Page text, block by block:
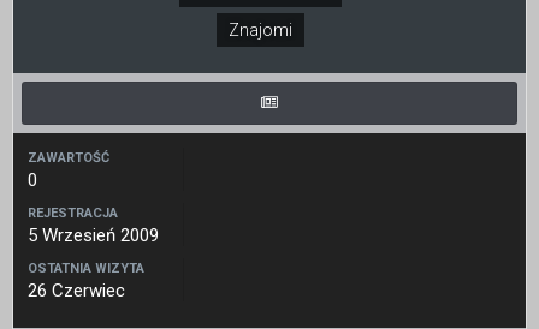
Znajomi
ZAWARTOŚĆ
0
REJESTRACJA
5 Wrzesień 2009
OSTATNIA WIZYTA
26 Czerwiec